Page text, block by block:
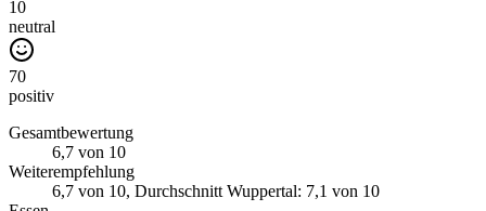
10
neutral
70
positiv
Gesamtbewertung
6,7 von 10
Weiterempfehlung
6,7 von 10, Durchschnitt Wuppertal: 7,1 von 10